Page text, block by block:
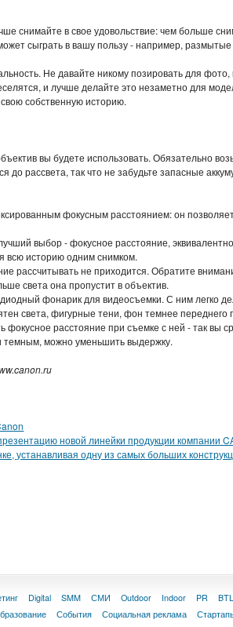
снимайте в свое удовольствие: чем больше
сыграть в вашу пользу - например,
Не давайте никому позировать для фото,
и лучше делайте это незаметно для
собственную историю.
вы будете использовать. Обязательно
рассвета, так что не забудьте запасные
фокусным расстоянием: он
выбор - фокусное расстояние,
историю одним снимком.
рассчитывать не приходится. Обратите
света она пропустит в объектив.
фонарик для видеосъемки. С ним легко
света, фигурные тени, фон темнее переднего
расстояние при съемке с ней - так вы
темным, можно уменьшить выдержку.
новой линейки продукции компании
устанавливая одну из самых больших
Digital SMM СМИ Outdoor Indoor PR BTL
События Социальная реклама